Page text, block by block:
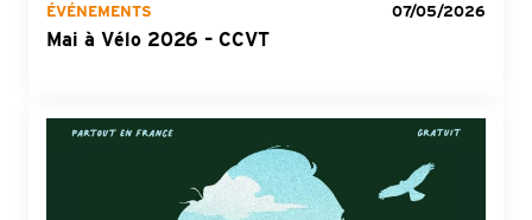
ÉVÉNEMENTS 07/05/2026
Mai à Vélo 2026 – CCVT